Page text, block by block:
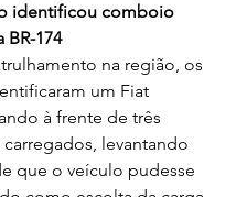
identificou comboio
BR-174
na região, os
um Fiat
à frente de três
levantando
que o veículo pudesse